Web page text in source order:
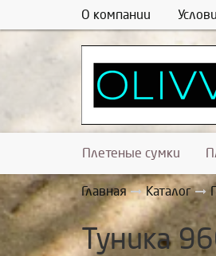
О компании
Плетеные сумки
Главная Каталог
Туника